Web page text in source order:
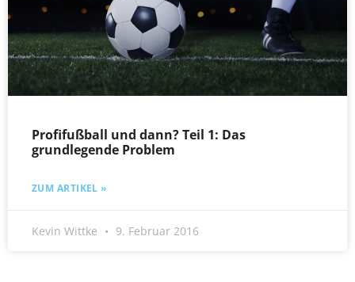
Profifußball und dann? Teil 1: Das
grundlegende Problem
ZUM ARTIKEL »
Kevin Wittke 9. Februar 2016